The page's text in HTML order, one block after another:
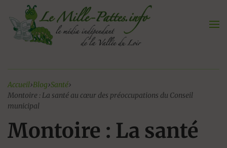
contenu
Accueil›Blog›Santé›
Montoire : La santé au cœur des préoccupations du Conseil
municipal
Montoire : La santé